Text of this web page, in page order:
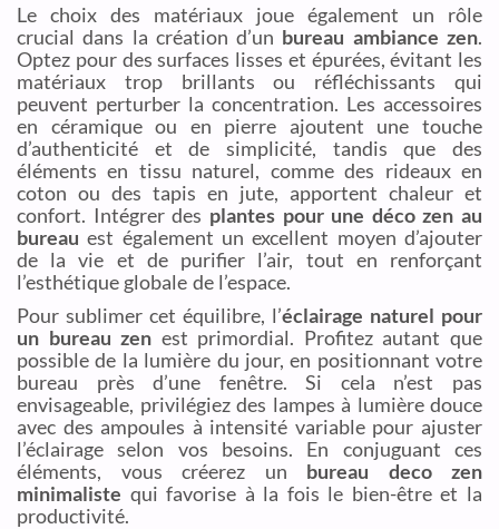
Le choix des matériaux joue également un rôle
crucial dans la création d’un bureau ambiance zen.
Optez pour des surfaces lisses et épurées, évitant les
matériaux trop brillants ou réfléchissants qui
peuvent perturber la concentration. Les accessoires
en céramique ou en pierre ajoutent une touche
d’authenticité et de simplicité, tandis que des
éléments en tissu naturel, comme des rideaux en
coton ou des tapis en jute, apportent chaleur et
confort. Intégrer des plantes pour une déco zen au
bureau est également un excellent moyen d’ajouter
de la vie et de purifier l’air, tout en renforçant
l’esthétique globale de l’espace.
Pour sublimer cet équilibre, l’éclairage naturel pour
un bureau zen est primordial. Profitez autant que
possible de la lumière du jour, en positionnant votre
bureau près d’une fenêtre. Si cela n’est pas
envisageable, privilégiez des lampes à lumière douce
avec des ampoules à intensité variable pour ajuster
l’éclairage selon vos besoins. En conjuguant ces
éléments, vous créerez un bureau deco zen
minimaliste qui favorise à la fois le bien-être et la
productivité.